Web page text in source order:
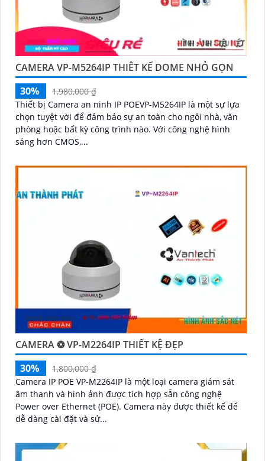
CAMERA VP-M5264IP THIÊT KẾ DOME NHỎ GỌN
30%
1,980,000 ₫
Thiết bị Camera an ninh IP POEVP-M5264IP là một sự lựa
chọn tuyệt vời để đảm bảo sự an toàn cho ngôi nhà, văn
phòng hoặc bất kỳ công trình nào. Với công nghệ hình
sáng hơn CMOS,...
CAMERA ❂ VP-M2264IP THIẾT KỆ ĐẸP
30%
1,800,000 ₫
Camera IP POE VP-M2264IP là một loại camera giám sát
âm thanh và hình ảnh được tích hợp sẵn công nghệ
Power over Ethernet (POE). Camera này được thiết kế để
dễ dàng cài đặt và sử...